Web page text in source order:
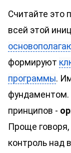
Считайте это
всей этой
формируют
программы.
фундаментом.
принципов -
Проще
контроль над